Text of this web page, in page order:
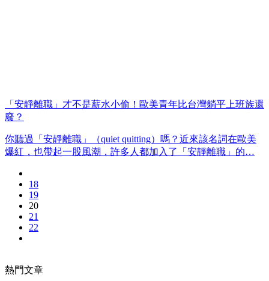
「安靜離職」才不是薪水小偷！歐美青年比台灣躺平上班族還
廢？
你聽過「安靜離職」（quiet quitting）嗎？近來該名詞在歐美
爆紅，也帶起一股風潮，許多人都加入了「安靜離職」的…
18
19
20
21
22
熱門文章